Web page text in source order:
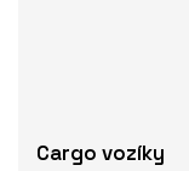
Cargo vozíky